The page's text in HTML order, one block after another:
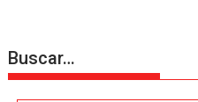
Buscar…